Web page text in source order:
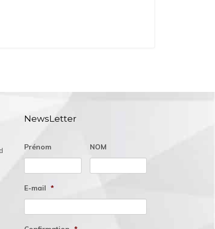
NewsLetter
Prénom NOM
E-mail *